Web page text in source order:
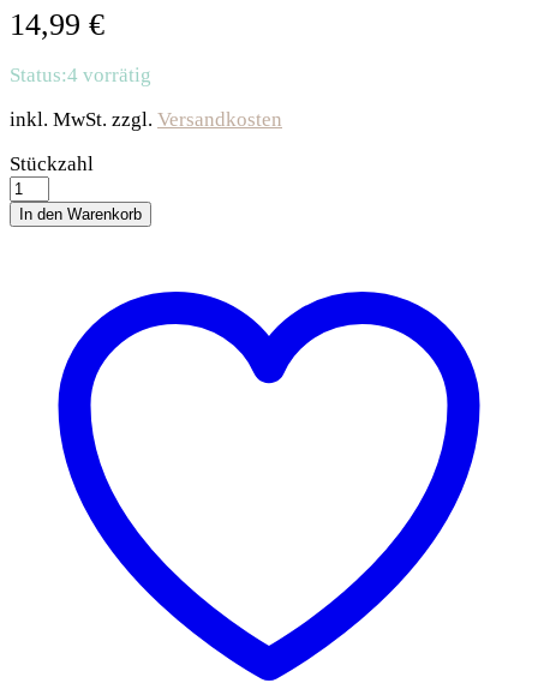
14,99 €
Status:4 vorrätig
inkl. MwSt. zzgl. Versandkosten
Trixie
Dog
Activity
Joggingleine
Stückzahl
In den Warenkorb